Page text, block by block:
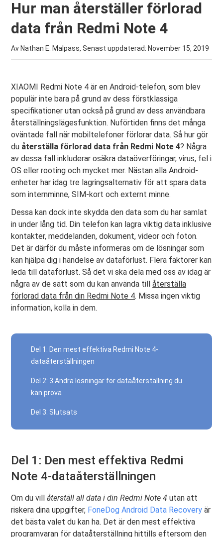
Hur man återställer förlorad
data från Redmi Note 4
Av Nathan E. Malpass, Senast uppdaterad: November 15, 2019
XIAOMI Redmi Note 4 är en Android-telefon, som blev
populär inte bara på grund av dess förstklassiga
specifikationer utan också på grund av dess användbara
återställningslägesfunktion. Nuförtiden finns det många
oväntade fall när mobiltelefoner förlorar data. Så hur gör
du återställa förlorad data från Redmi Note 4? Några
av dessa fall inkluderar osäkra dataöverföringar, virus, fel i
OS eller rooting och mycket mer. Nästan alla Android-
enheter har idag tre lagringsalternativ för att spara data
som internminne, SIM-kort och externt minne.
Dessa kan dock inte skydda den data som du har samlat
in under lång tid. Din telefon kan lagra viktig data inklusive
kontakter, meddelanden, dokument, videor och foton.
Det är därför du måste informeras om de lösningar som
kan hjälpa dig i händelse av dataförlust. Flera faktorer kan
leda till dataförlust. Så det vi ska dela med oss ​​av idag är
några av de sätt som du kan använda tillåterställa
förlorad data från din Redmi Note 4. Missa ingen viktig
information, kolla in dem.
Del 1: Den mest effektiva Redmi Note 4-
dataåterställningen
Del 2: 3 Andra lösningar för dataåterställning du
kan prova
Del 3: Slutsats
Del 1: Den mest effektiva Redmi
Note 4-dataåterställningen
Om du villåterställ all data i din Redmi Note 4 utan att
riskera dina uppgifter, FoneDog Android Data Recovery är
det bästa valet du kan ha. Det är den mest effektiva
programvaran för dataåterställning hittills eftersom den